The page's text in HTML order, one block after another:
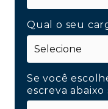
Qual o seu
Se você
escreva abaixo